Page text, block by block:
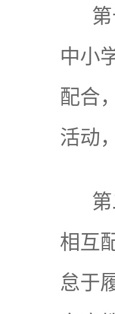
中小
配合
活动
相互
怠于